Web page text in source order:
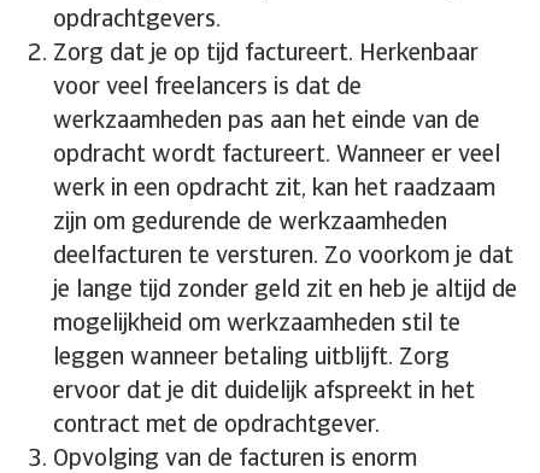
opdrachtgevers.
Zorg dat je op tijd factureert. Herkenbaar
voor veel freelancers is dat de
werkzaamheden pas aan het einde van de
opdracht wordt factureert. Wanneer er veel
werk in een opdracht zit, kan het raadzaam
zijn om gedurende de werkzaamheden
deelfacturen te versturen. Zo voorkom je dat
je lange tijd zonder geld zit en heb je altijd de
mogelijkheid om werkzaamheden stil te
leggen wanneer betaling uitblijft. Zorg
ervoor dat je dit duidelijk afspreekt in het
contract met de opdrachtgever.
Opvolging van de facturen is enorm